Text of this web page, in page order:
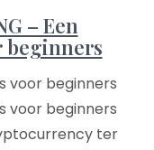
– Een
beginners
voor beginners
voor beginners
ter